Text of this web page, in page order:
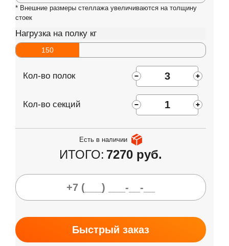
* Внешние размеры стеллажа увеличиваются на толщину
стоек
Нагрузка на полку кг
150
Кол-во полок
Кол-во секций
Есть в наличии
ИТОГО: 7270 руб.
Быстрый заказ